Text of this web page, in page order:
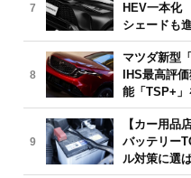
7
HEV一本化
シェードも
8
マツダ新型
IHS最高評
能「TSP+」
9
【カー用品
バッテリー
ル対策に選